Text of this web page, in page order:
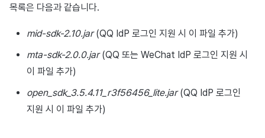
목록은 다음과 같습니다.
mid-sdk-2.10.jar(QQ IdP 로그인 지원 시 이 파일 추가)
mta-sdk-2.0.0.jar(QQ 또는 WeChat IdP 로그인 지원 시
이 파일 추가)
open_sdk_3.5.4.11_r3f56456_lite.jar(QQ IdP 로그인
지원 시 이 파일 추가)